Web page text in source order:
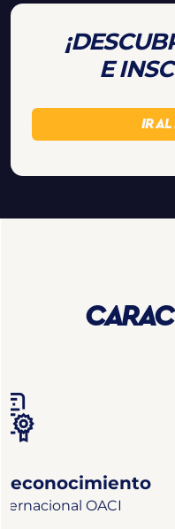
E
IR AL
OACI